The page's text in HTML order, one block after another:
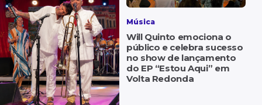
Música
Will Quinto emociona o
público e celebra sucesso
no show de lançamento
do EP “Estou Aqui” em
Volta Redonda